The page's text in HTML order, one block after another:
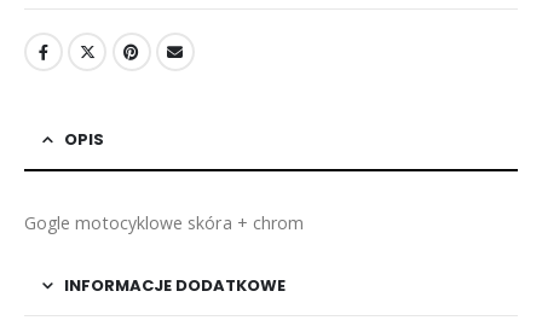
OPIS
Gogle motocyklowe skóra + chrom
INFORMACJE DODATKOWE